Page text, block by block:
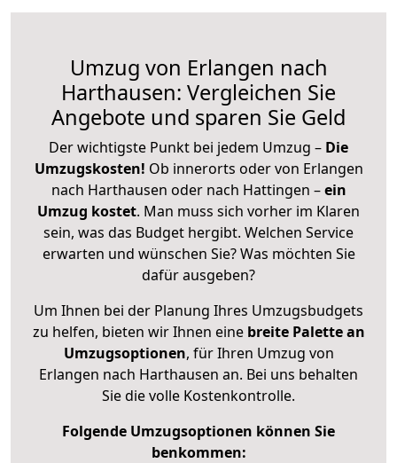
Umzug von Erlangen nach
Harthausen: Vergleichen Sie
Angebote und sparen Sie Geld
Der wichtigste Punkt bei jedem Umzug – Die
Umzugskosten! Ob innerorts oder von Erlangen
nach Harthausen oder nach Hattingen –ein
Umzug kostet. Man muss sich vorher im Klaren
sein, was das Budget hergibt. Welchen Service
erwarten und wünschen Sie? Was möchten Sie
dafür ausgeben?
Um Ihnen bei der Planung Ihres Umzugsbudgets
zu helfen, bieten wir Ihnen eine breite Palette an
Umzugsoptionen, für Ihren Umzug von
Erlangen nach Harthausen an. Bei uns behalten
Sie die volle Kostenkontrolle.
Folgende Umzugsoptionen können Sie
benkommen: